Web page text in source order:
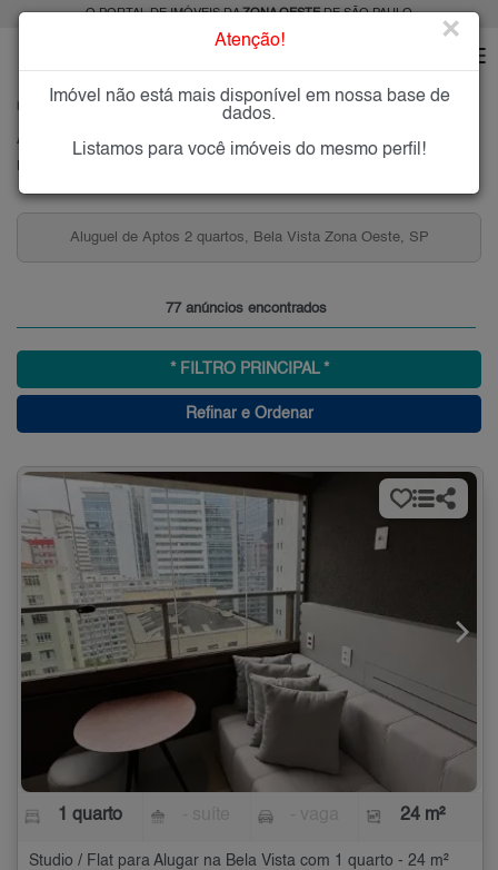
O PORTAL DE IMÓVEIS DAZONA OESTEDE SÃO PAULO
BELA VISTA
Alugar Imóveis na Bela Vista, Zona Oeste de São Paulo
Aluguel de Aptos 2 quartos, Bela Vista Zona Oeste, SP
77 anúncios encontrados
* FILTRO PRINCIPAL *
Refinar e Ordenar
1 quarto 24 m²
Studio / Flat para Alugar na Bela Vista com 1 quarto - 24 m²
Atenção! ×
Imóvel não está mais disponível em nossa base de
dados.
Listamos para você imóveis do mesmo perfil!